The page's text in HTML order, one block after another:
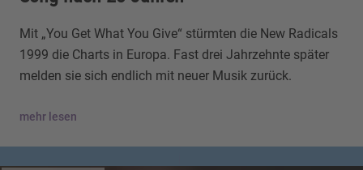
Mit „You Get What You Give“ stürmten die New Radicals
1999 die Charts in Europa. Fast drei Jahrzehnte später
melden sie sich endlich mit neuer Musik zurück.
mehr lesen